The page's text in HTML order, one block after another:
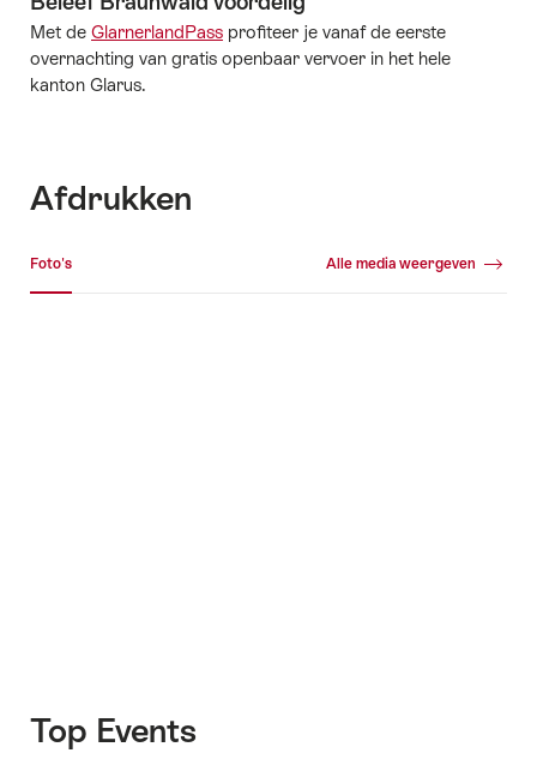
Met de GlarnerlandPass profiteer je vanaf de eerste
overnachting van gratis openbaar vervoer in het hele
kanton Glarus.
Afdrukken
Foto's Alle media weergeven
Top Events